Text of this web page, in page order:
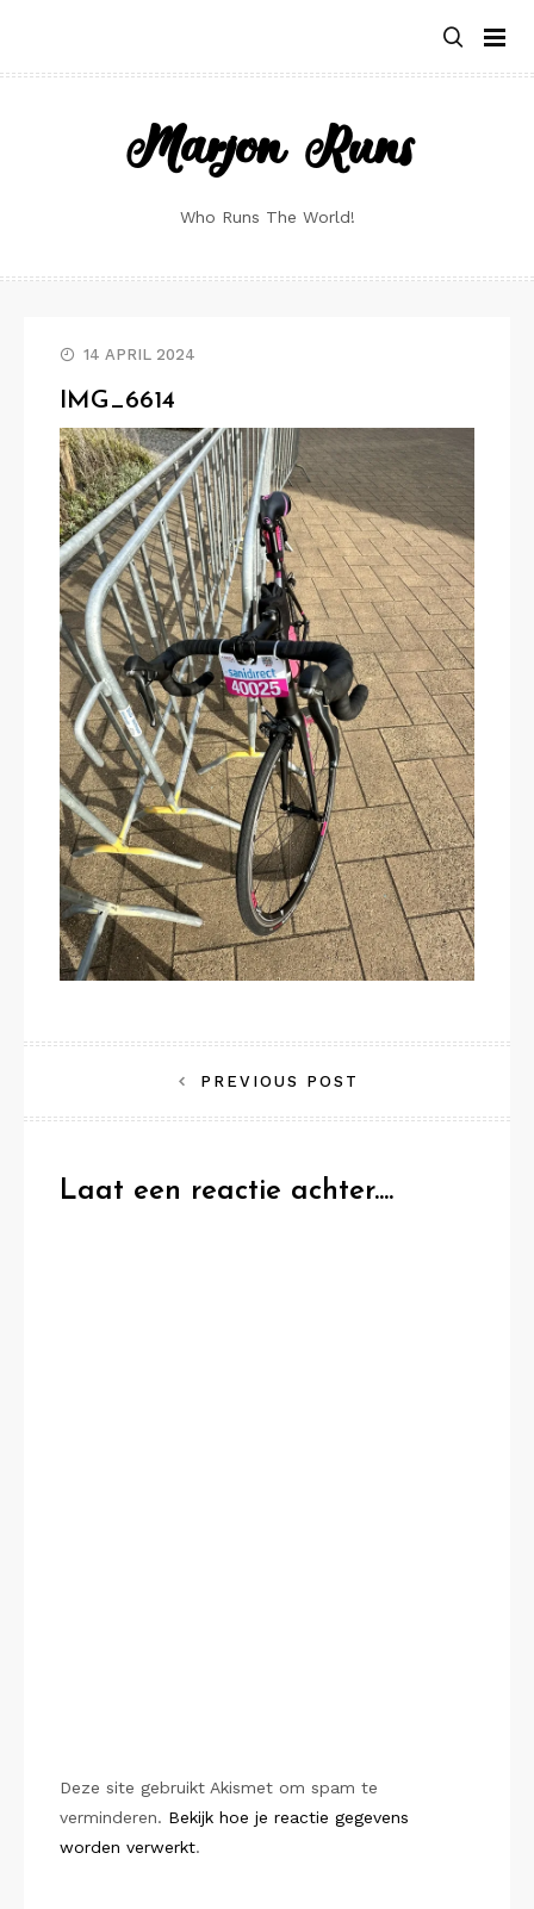
content
Marjon Runs
Who Runs The World!
14 APRIL 2024
IMG_6614
navigatie
PREVIOUS POST
Laat een reactie achter....
Deze site gebruikt Akismet om spam te
verminderen. Bekijk hoe je reactie gegevens
worden verwerkt.